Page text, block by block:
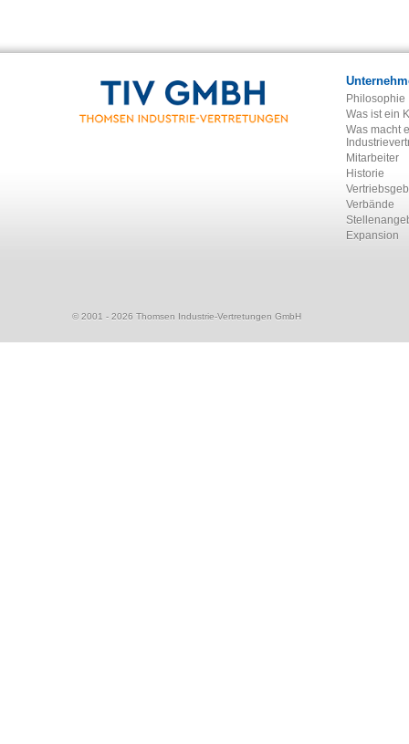
Philosophie
Was ist ein
Was macht
Mitarbeiter
Historie
Verbände
Expansion
© 2001 - 2026 Thomsen Industrie-Vertretungen GmbH